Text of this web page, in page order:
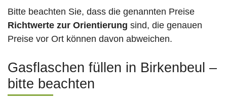
Bitte beachten Sie, dass die genannten Preise
Richtwerte zur Orientierung sind, die genauen
Preise vor Ort können davon abweichen.
Gasflaschen füllen in Birkenbeul –
bitte beachten